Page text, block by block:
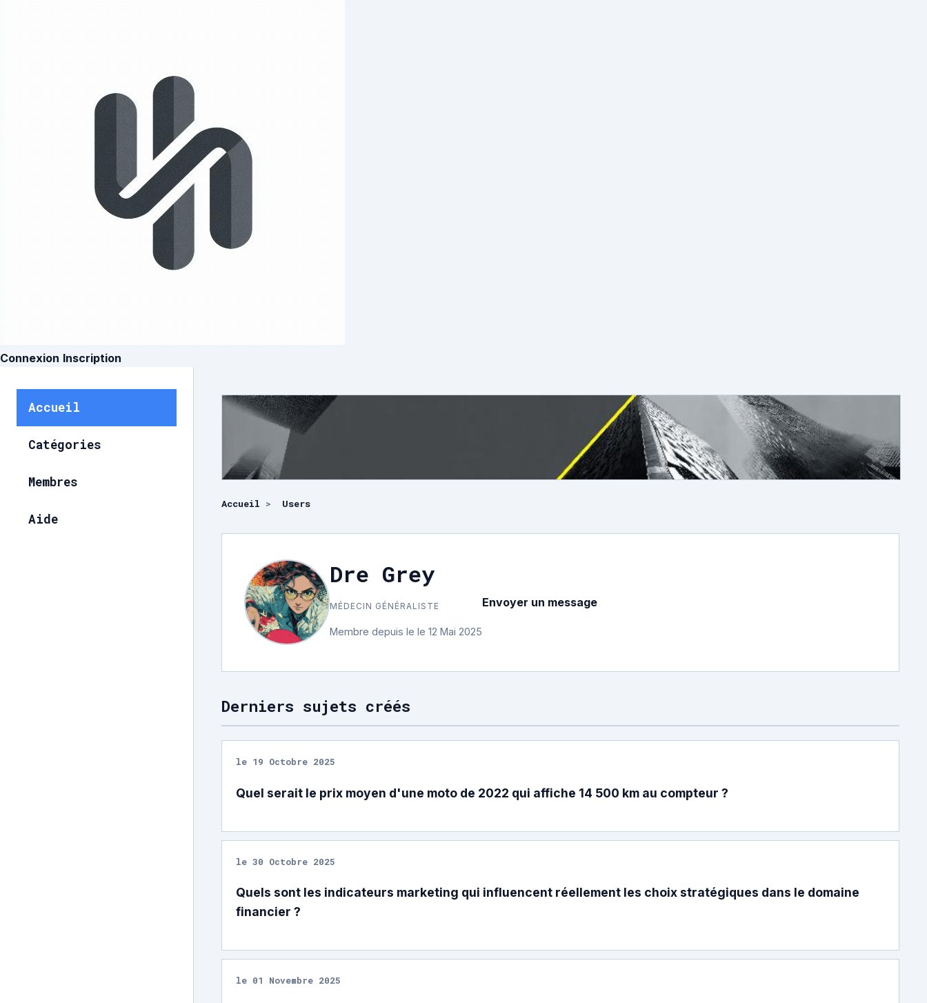
Connexion Inscription
Accueil
Catégories
Membres
Aide
Accueil > Users
Dre Grey
MÉDECIN GÉNÉRALISTE
Membre depuis le le 12 Mai 2025
Envoyer un message
Derniers sujets créés
le 19 Octobre 2025
Quel serait le prix moyen d'une moto de 2022 qui affiche 14 500 km au compteur ?
le 30 Octobre 2025
Quels sont les indicateurs marketing qui influencent réellement les choix stratégiques dans le domaine
financier ?
le 01 Novembre 2025